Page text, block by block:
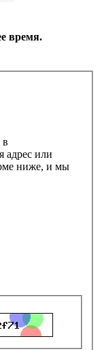
время.
адрес или
ниже, и мы